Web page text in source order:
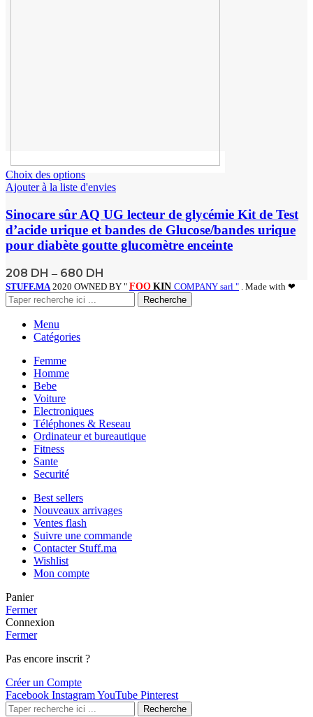
Choix des options
Ajouter à la liste d'envies
Sinocare sûr AQ UG lecteur de glycémie Kit de Test
d’acide urique et bandes de Glucose/bandes urique
pour diabète goutte glucomètre enceinte
208 DH – 680 DH
STUFF.MA 2020 OWNED BY " FOO KIN COMPANY sarl " . Made with ❤
Recherche
Menu
Catégories
Femme
Homme
Bebe
Voiture
Electroniques
Téléphones & Reseau
Ordinateur et bureautique
Fitness
Sante
Securité
Best sellers
Nouveaux arrivages
Ventes flash
Suivre une commande
Contacter Stuff.ma
Wishlist
Mon compte
Panier
Fermer
Connexion
Fermer
Pas encore inscrit ?
Créer un Compte
Facebook InstagramYouTube Pinterest
Recherche